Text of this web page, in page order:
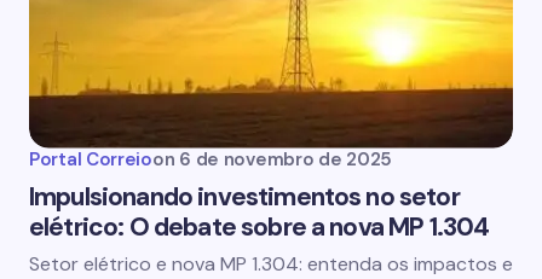
Portal Correioon 6 de novembro de 2025
Impulsionando investimentos no setor
elétrico: O debate sobre a nova MP 1.304
Setor elétrico e nova MP 1.304: entenda os impactos e